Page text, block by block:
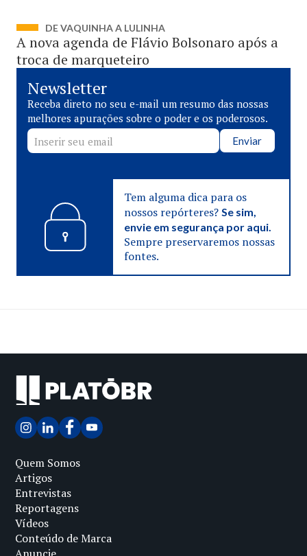
DE VAQUINHA A LULINHA
A nova agenda de Flávio Bolsonaro após a
troca de marqueteiro
Newsletter
Receba direto no seu e-mail um resumo das nossas
melhores apurações sobre o poder e os poderosos.
Enviar
Tem alguma dica para os
nossos repórteres? Se sim,
envie em segurança por aqui.
Sempre preservaremos nossas
fontes.
Quem Somos
Artigos
Entrevistas
Reportagens
Vídeos
Conteúdo de Marca